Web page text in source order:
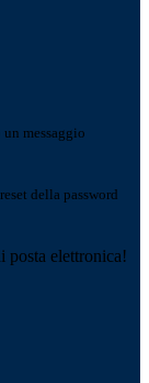
messaggio
della password
posta elettronica!